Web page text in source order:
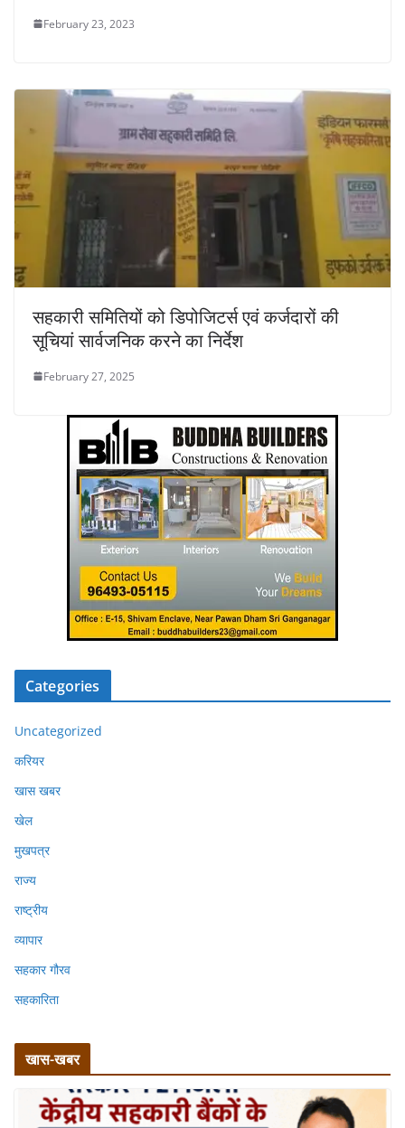
February 23, 2023
सहकारी समितियों को डिपोजिटर्स एवं कर्जदारों की
सूचियां सार्वजनिक करने का निर्देश
February 27, 2025
Categories
Uncategorized
करियर
खास खबर
खेल
मुखपत्र
राज्य
राष्ट्रीय
व्यापार
सहकार गौरव
सहकारिता
खास-खबर